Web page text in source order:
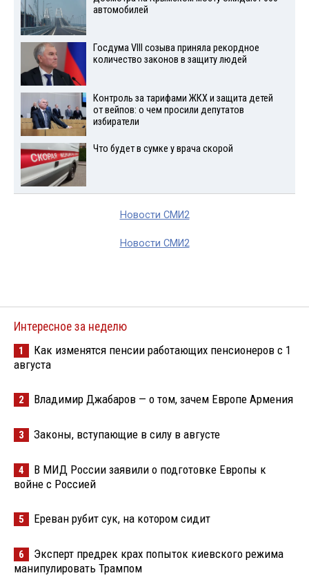
автомобилей
Госдума VIII созыва приняла рекордное
количество законов в защиту людей
Контроль за тарифами ЖКХ и защита детей
от вейпов: о чем просили депутатов
избиратели
Что будет в сумке у врача скорой
Новости СМИ2
Новости СМИ2
Интересное за неделю
1
Как изменятся пенсии работающих пенсионеров с 1
августа
2 Владимир Джабаров — о том, зачем Европе Армения
3 Законы, вступающие в силу в августе
4
В МИД России заявили о подготовке Европы к
войне с Россией
5 Ереван рубит сук, на котором сидит
6
Эксперт предрек крах попыток киевского режима
манипулировать Трампом